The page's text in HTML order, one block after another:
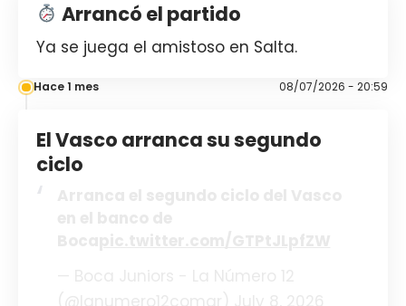
Arrancó el partido
Ya se juega el amistoso en Salta.
Hace 1 mes 08/07/2026 - 20:59
El Vasco arranca su segundo
ciclo